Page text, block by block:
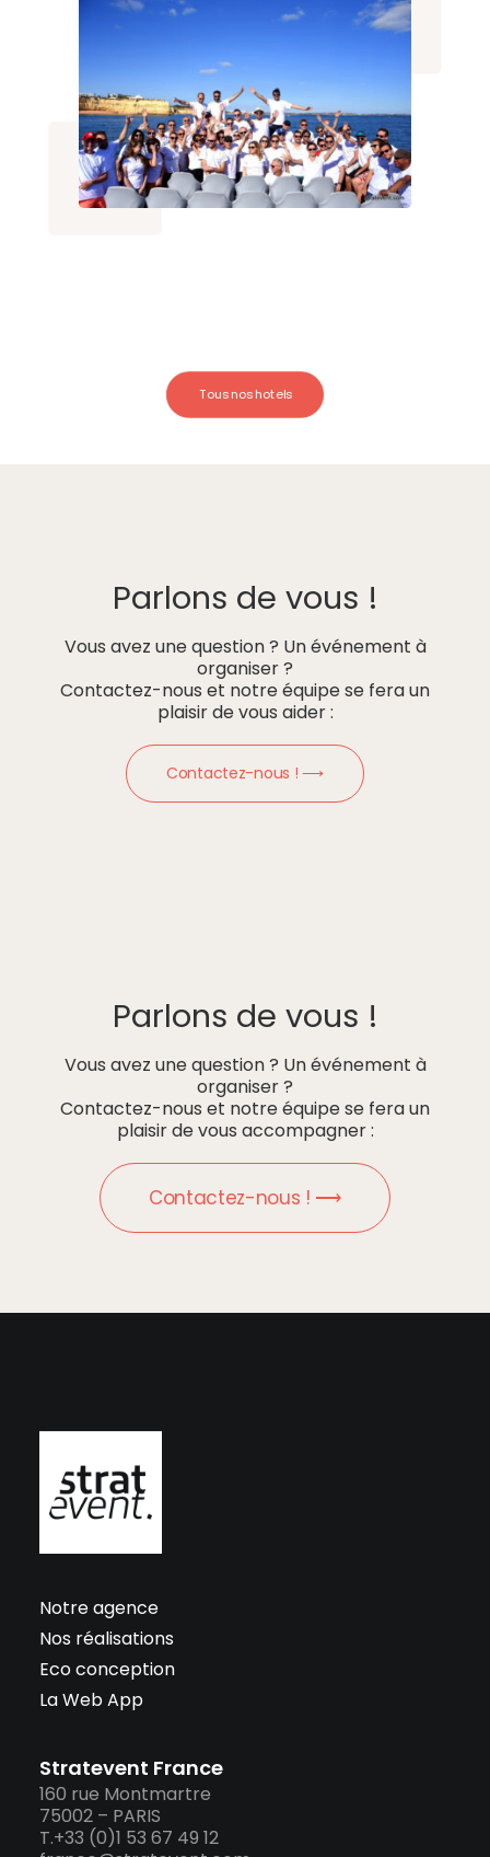
Tous nos hotels
Parlons de vous !
Vous avez une question ? Un événement à
organiser ?
Contactez-nous et notre équipe se fera un
plaisir de vous aider :
Contactez-nous ! ⟶
Parlons de vous !
Vous avez une question ? Un événement à
organiser ?
Contactez-nous et notre équipe se fera un
plaisir de vous accompagner :
Contactez-nous ! ⟶
Notre agence
Nos réalisations
Eco conception
La Web App
Stratevent France
160 rue Montmartre
75002 – PARIS
T.+33 (0)1 53 67 49 12